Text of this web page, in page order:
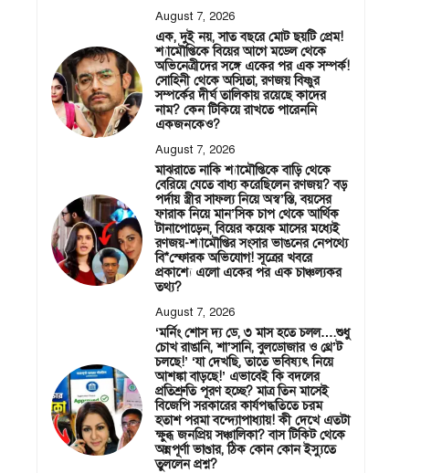
August 7, 2026
এক, দুই নয়, সাত বছরে মোট ছয়টি প্রেম!
শ্যামৌপ্তিকে বিয়ের আগে মডেল থেকে
অভিনেত্রীদের সঙ্গে একের পর এক সম্পর্ক!
সোহিনী থেকে অস্মিতা, রণজয় বিষ্ণুর
সম্পর্কের দীর্ঘ তালিকায় রয়েছে কাদের
নাম? কেন টিকিয়ে রাখতে পারেননি
একজনকেও?
August 7, 2026
মাঝরাতে নাকি শ্যামৌপ্তিকে বাড়ি থেকে
বেরিয়ে যেতে বাধ্য করেছিলেন রণজয়? বড়
পর্দায় স্ত্রীর সাফল্য নিয়ে অস্ব’স্তি, বয়সের
ফারাক নিয়ে মান’সিক চাপ থেকে আর্থিক
টানাপোড়েন, বিয়ের কয়েক মাসের মধ্যেই
রণজয়-শ্যামৌপ্তির সংসার ভাঙনের নেপথ্যে
বি*স্ফোরক অভিযোগ! সূত্রের খবরে
প্রকাশ্যে এলো একের পর এক চাঞ্চল্যকর
তথ্য?
August 7, 2026
‘মর্নিং শোস দ্য ডে, ৩ মাস হতে চলল….শুধু
চোখ রাঙানি, শা’সানি, বুলডোজার ও থ্রে’ট
চলছে!’ ‘যা দেখছি, তাতে ভবিষ্যৎ নিয়ে
আশঙ্কা বাড়ছে!’ এভাবেই কি বদলের
প্রতিশ্রুতি পূরণ হচ্ছে? মাত্র তিন মাসেই
বিজেপি সরকারের কার্যপদ্ধতিতে চরম
হতাশ পরমা বন্দ্যোপাধ্যায়! কী দেখে এতটা
ক্ষুব্ধ জনপ্রিয় সঞ্চালিকা? বাস টিকিট থেকে
অন্নপূর্ণা ভাণ্ডার, ঠিক কোন কোন ইস্যুতে
তুললেন প্রশ্ন?